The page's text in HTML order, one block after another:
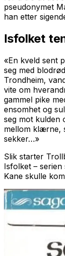
pseudonymet
han etter
Isfolket
«En kveld sent
seg med
Trondheim,
vite om
gammel pike
ensomhet og
seg mot kulden
mellom klærne,
sekker…»
Slik starter
Isfolket –
Kane skulle